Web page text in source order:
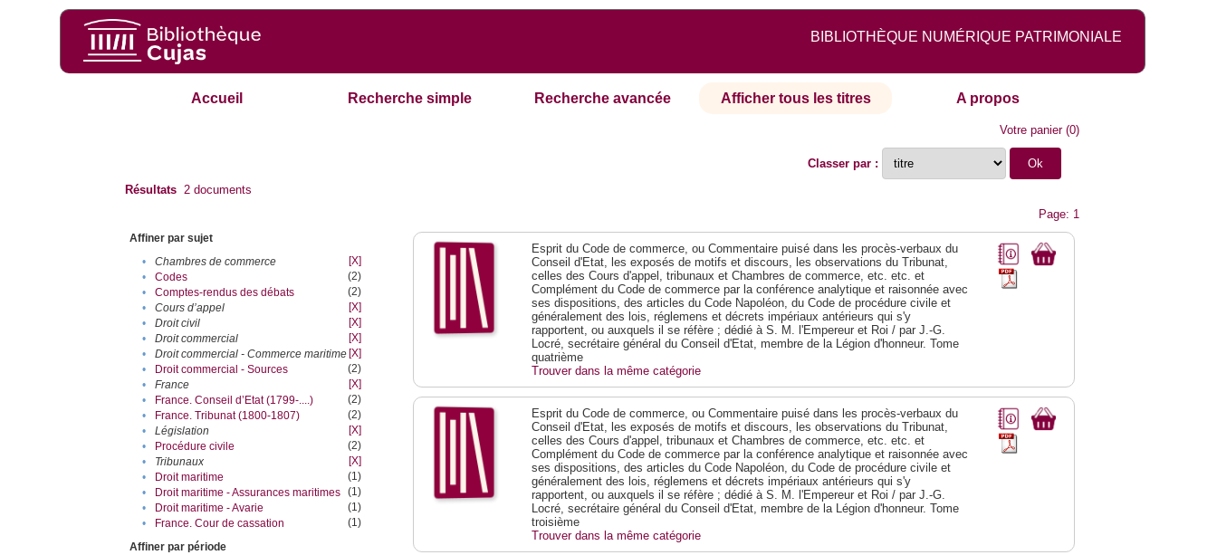
BIBLIOTHÈQUE NUMÉRIQUE PATRIMONIALE
Accueil Recherche simple Recherche avancée Afficher tous les titres A propos
Votre panier(0)
Classer par :
Résultats 2 documents
Page: 1
Affiner par sujet
•
Chambres de commerce
[X]
•
Codes
(2)
•
Comptes-rendus des débats
(2)
•
Cours d’appel
[X]
•
Droit civil
[X]
•
Droit commercial
[X]
•
Droit commercial - Commerce maritime [X]
•
Droit commercial - Sources
(2)
•
France
[X]
•
France. Conseil d’Etat (1799-....)
(2)
•
France. Tribunat (1800-1807)
(2)
•
Législation
[X]
•
Procédure civile
(2)
•
Tribunaux
[X]
•
Droit maritime
(1)
•
Droit maritime - Assurances maritimes (1)
•
Droit maritime - Avarie
(1)
•
France. Cour de cassation
(1)
Affiner par période
Esprit du Code de commerce, ou Commentaire puisé dans les procès-verbaux du
Conseil d'Etat, les exposés de motifs et discours, les observations du Tribunat,
celles des Cours d'appel, tribunaux et Chambres de commerce, etc. etc. et
Complément du Code de commerce par la conférence analytique et raisonnée avec
ses dispositions, des articles du Code Napoléon, du Code de procédure civile et
généralement des lois, réglemens et décrets impériaux antérieurs qui s'y
rapportent, ou auxquels il se réfère ; dédié à S. M. l'Empereur et Roi / par J.-G.
Locré, secrétaire général du Conseil d'Etat, membre de la Légion d'honneur. Tome
quatrième
Trouver dans la même catégorie
Esprit du Code de commerce, ou Commentaire puisé dans les procès-verbaux du
Conseil d'Etat, les exposés de motifs et discours, les observations du Tribunat,
celles des Cours d'appel, tribunaux et Chambres de commerce, etc. etc. et
Complément du Code de commerce par la conférence analytique et raisonnée avec
ses dispositions, des articles du Code Napoléon, du Code de procédure civile et
généralement des lois, réglemens et décrets impériaux antérieurs qui s'y
rapportent, ou auxquels il se réfère ; dédié à S. M. l'Empereur et Roi / par J.-G.
Locré, secrétaire général du Conseil d'Etat, membre de la Légion d'honneur. Tome
troisième
Trouver dans la même catégorie